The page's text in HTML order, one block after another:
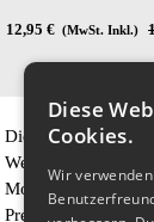
12,95 € (MwSt. Inkl.)
Die Sauvignon-
Weinberg in
Moränenboden.
Pressung erfolgt
Diese
Cookies.
Wir